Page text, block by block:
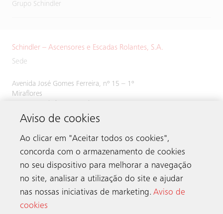
Grupo Schindler
Schindler – Ascensores e Escadas Rolantes, S.A.
Sede
Avenida José Gomes Ferreira, nº 15 – 1º
Miraflores
Tel: 214 243 800
Contacto
A Schindler no mundo
Aviso de cookies
Ao clicar em "Aceitar todos os cookies",
concorda com o armazenamento de cookies
no seu dispositivo para melhorar a navegação
no site, analisar a utilização do site e ajudar
nas nossas iniciativas de marketing. Aviso de
cookies